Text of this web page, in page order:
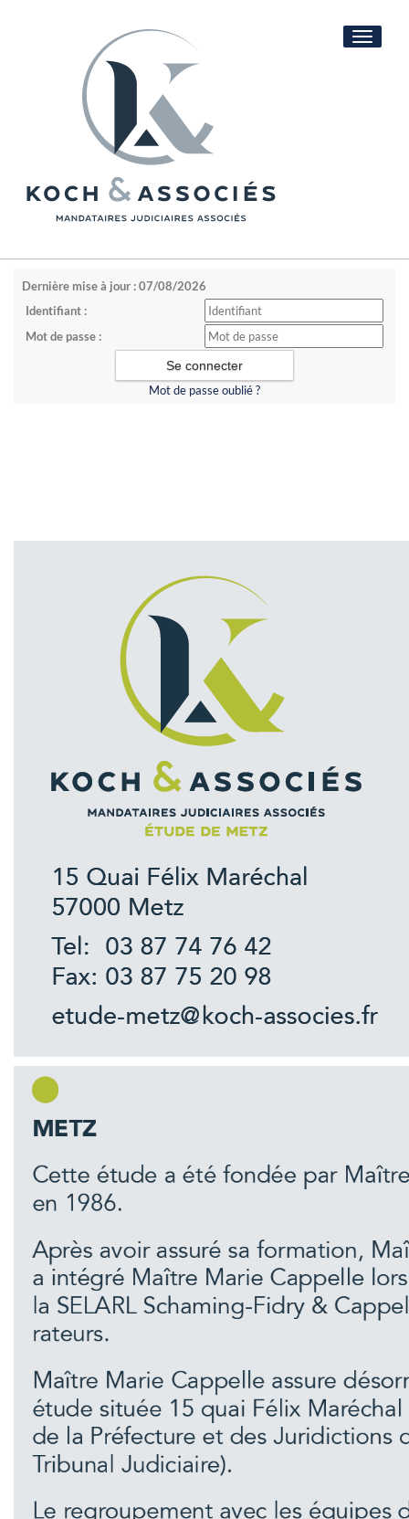
Toggle
Dernière mise à jour : 07/08/2026
Identifiant :
Mot de passe :
Mot de passe oublié ?